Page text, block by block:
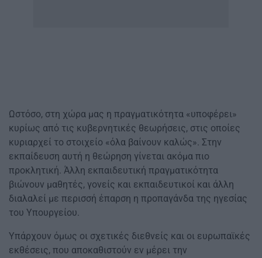
Ωστόσο, στη χώρα μας η πραγματικότητα «υποφέρει»
κυρίως από τις κυβερνητικές θεωρήσεις, στις οποίες
κυριαρχεί το στοιχείο «όλα βαίνουν καλώς». Στην
εκπαίδευση αυτή η θεώρηση γίνεται ακόμα πιο
προκλητική. Άλλη εκπαιδευτική πραγματικότητα
βιώνουν μαθητές, γονείς και εκπαιδευτικοί και άλλη
διαλαλεί με περισσή έπαρση η προπαγάνδα της ηγεσίας
του Υπουργείου.
Υπάρχουν όμως οι σχετικές διεθνείς και οι ευρωπαϊκές
εκθέσεις, που αποκαθιστούν εν μέρει την